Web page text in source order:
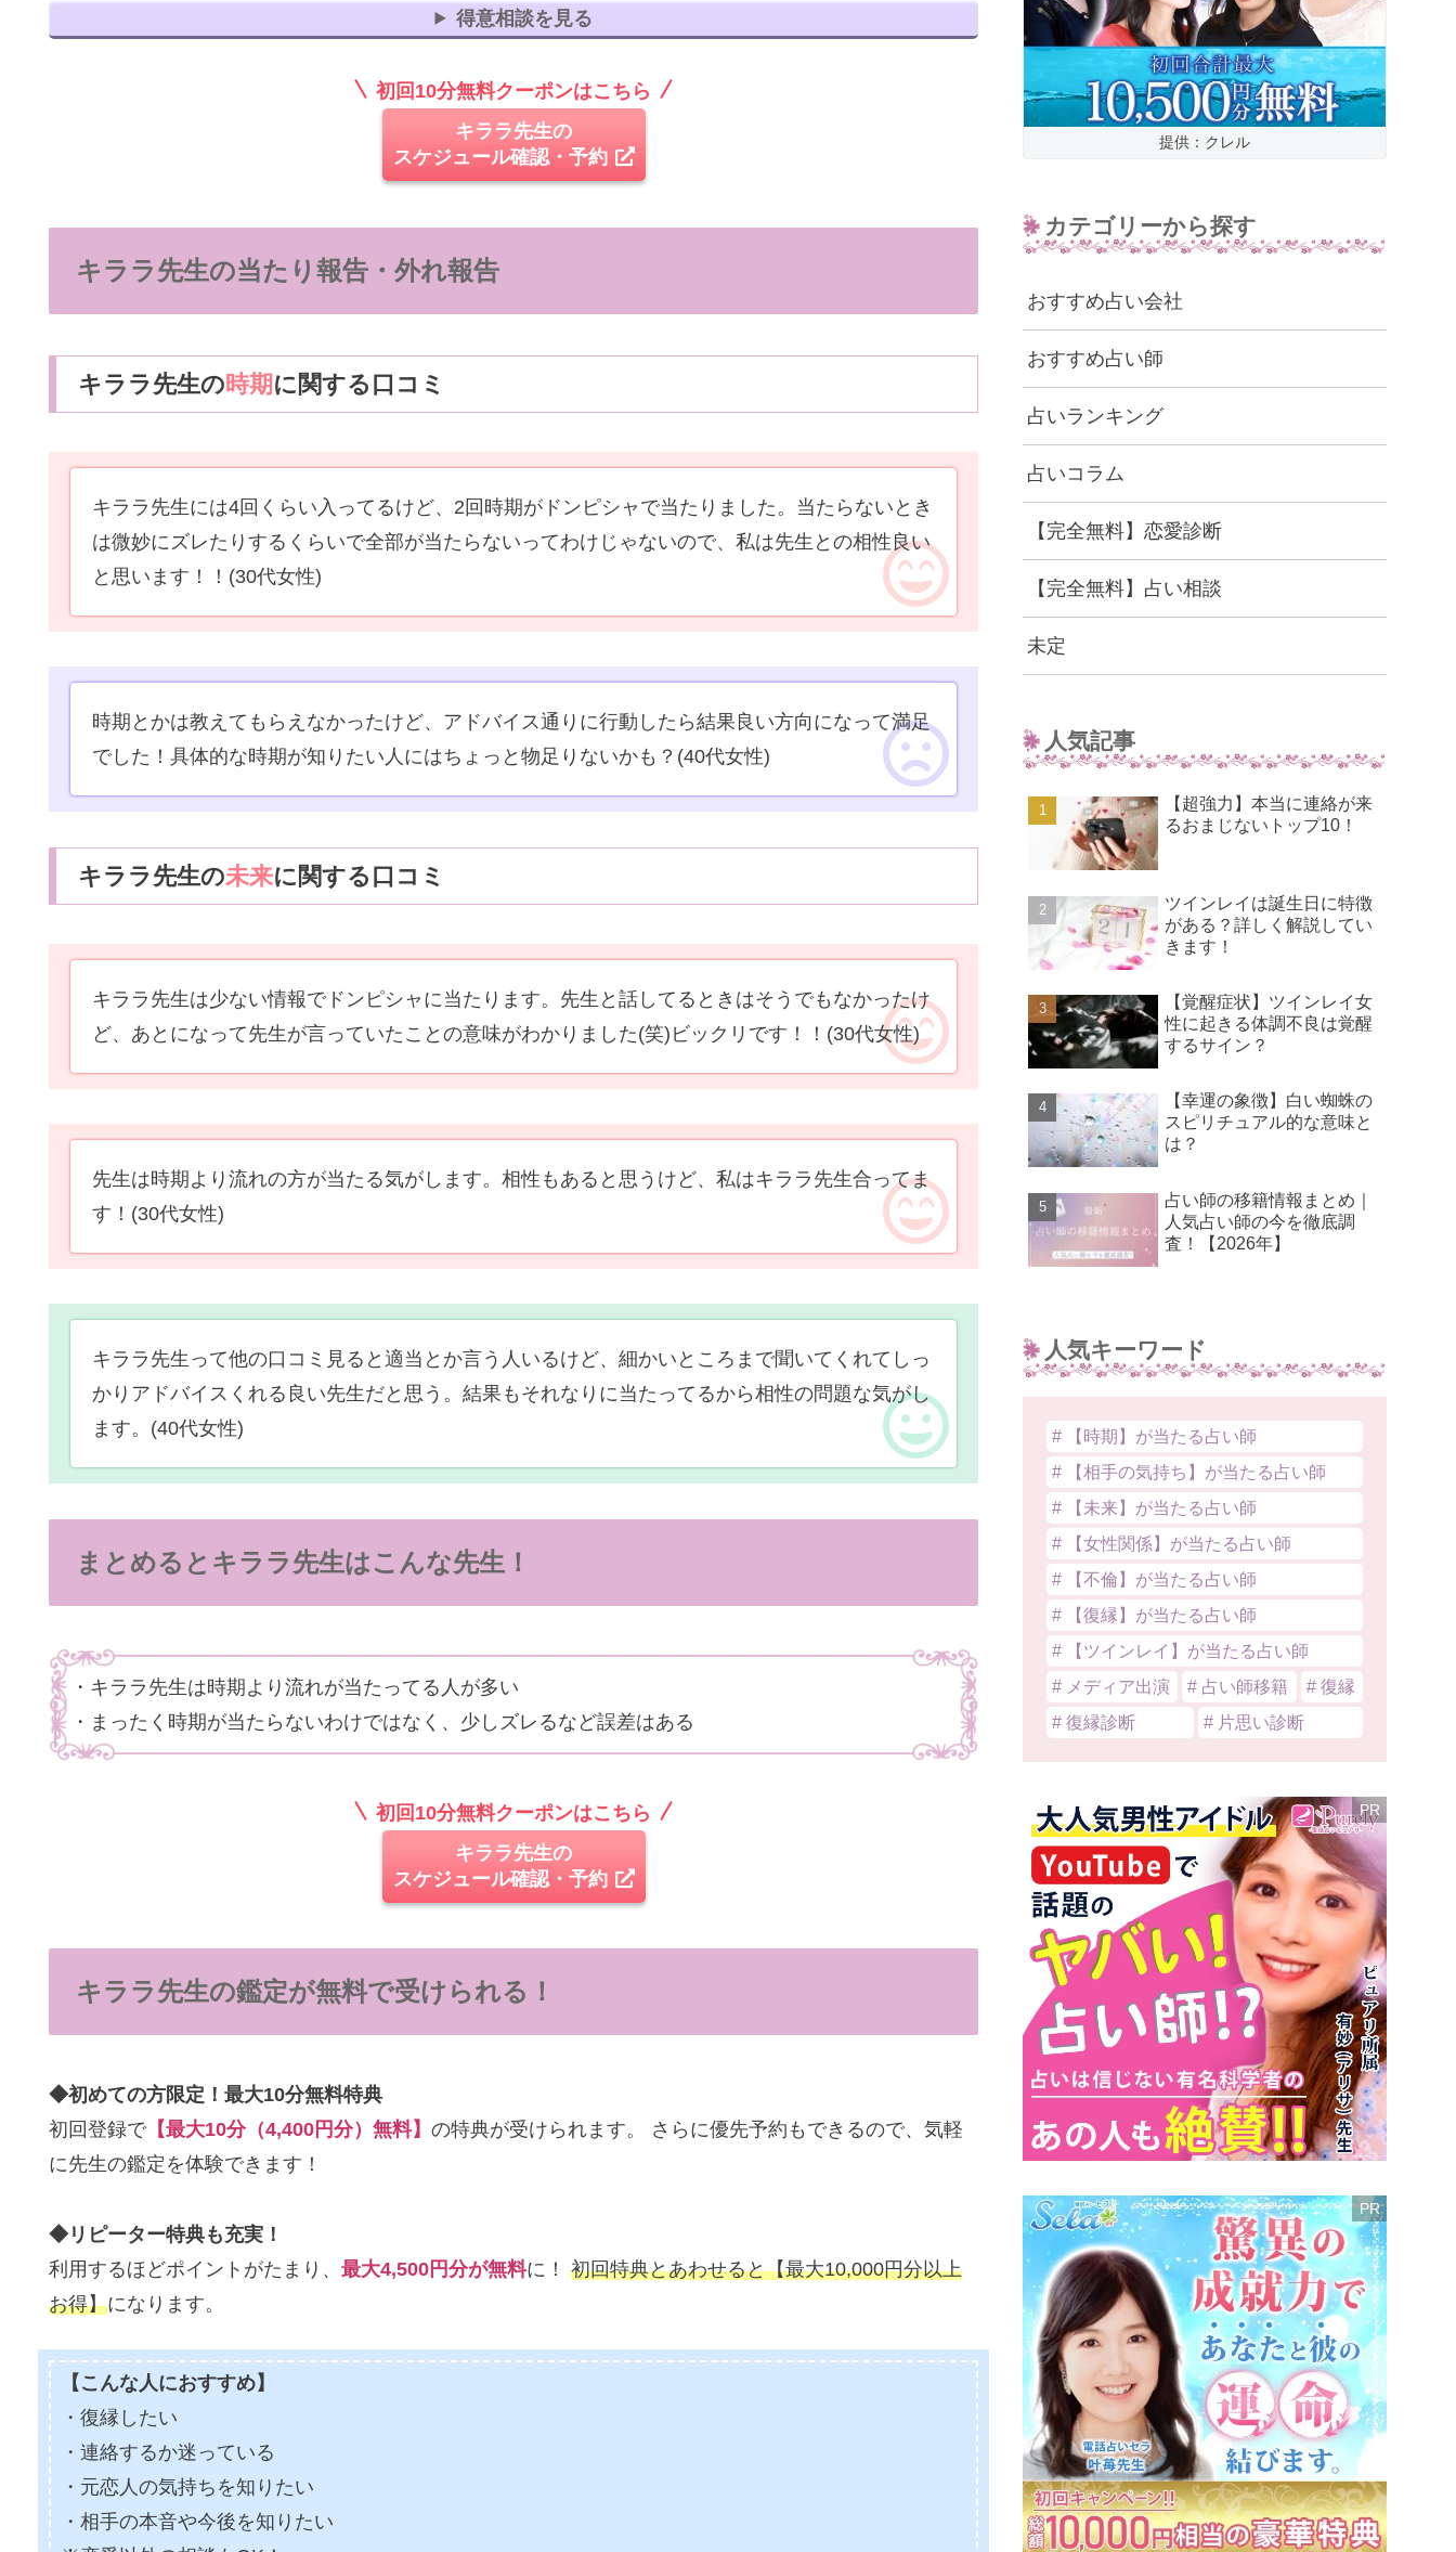
得意相談を見る
初回10分無料クーポンはこちら
キララ先生の
スケジュール確認・予約
キララ先生の当たり報告・外れ報告
キララ先生の時期 に関する口コミ
キララ先生には4回くらい入ってるけど、2回時期がドンピシャで当たりました。当たらないとき
は微妙にズレたりするくらいで全部が当たらないってわけじゃないので、私は先生との相性良い
と思います！！ (30代女性)
時期とかは教えてもらえなかったけど、アドバイス通りに行動したら結果良い方向になって満足
でした！具体的な時期が知りたい人にはちょっと物足りないかも？ (40代女性)
キララ先生の未来に関する口コミ
キララ先生は少ない情報でドンピシャに当たります。先生と話してるときはそうでもなかったけ
ど、あとになって先生が言っていたことの意味がわかりました(笑)ビックリです！！ (30代女性)
先生は時期より流れの方が当たる気がします。相性もあると思うけど、私はキララ先生合ってま
す！ (30代女性)
キララ先生って他の口コミ見ると適当とか言う人いるけど、細かいところまで聞いてくれてしっ
かりアドバイスくれる良い先生だと思う。結果もそれなりに当たってるから相性の問題な気がし
ます。 (40代女性)
まとめるとキララ先生はこんな先生！
・キララ先生は時期より流れが当たってる人が多い
・まったく時期が当たらないわけではなく、少しズレるなど誤差はある
初回10分無料クーポンはこちら
キララ先生の
スケジュール確認・予約
キララ先生の鑑定が無料で受けられる！
◆初めての方限定！最大10分無料特典
初回登録で【最大10分（4,400円分）無料】 の特典が受けられます。 さらに優先予約もできるので、気軽
に先生の鑑定を体験できます！
◆リピーター特典も充実！
利用するほどポイントがたまり、 最大4,500円分が無料に！ 初回特典とあわせると【最大10,000円分以上
お得】になります。
【こんな人におすすめ】
・復縁したい
・連絡するか迷っている
・元恋人の気持ちを知りたい
・相手の本音や今後を知りたい
提供：クレル
カテゴリーから探す
おすすめ占い会社
おすすめ占い師
占いランキング
占いコラム
【完全無料】恋愛診断
【完全無料】占い相談
未定
人気記事
【超強力】本当に連絡が来
るおまじないトップ10！
ツインレイは誕生日に特徴
がある？詳しく解説してい
きます！
【覚醒症状】ツインレイ女
性に起きる体調不良は覚醒
するサイン？
【幸運の象徴】白い蜘蛛の
スピリチュアル的な意味と
は？
占い師の移籍情報まとめ｜
人気占い師の今を徹底調
査！【2026年】
人気キーワード
# 【時期】が当たる占い師
# 【相手の気持ち】が当たる占い師
# 【未来】が当たる占い師
# 【女性関係】が当たる占い師
# 【不倫】が当たる占い師
# 【復縁】が当たる占い師
# 【ツインレイ】が当たる占い師
# メディア出演
# 占い師移籍
# 復縁
# 復縁診断
# 片思い診断